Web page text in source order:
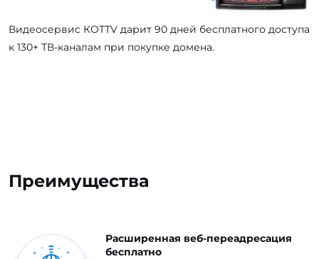
Видеосервис КОТТV дарит 90 дней бесплатного доступа
к 130+ ТВ-каналам при покупке домена.
Преимущества
Расширенная веб-переадресация
бесплатно